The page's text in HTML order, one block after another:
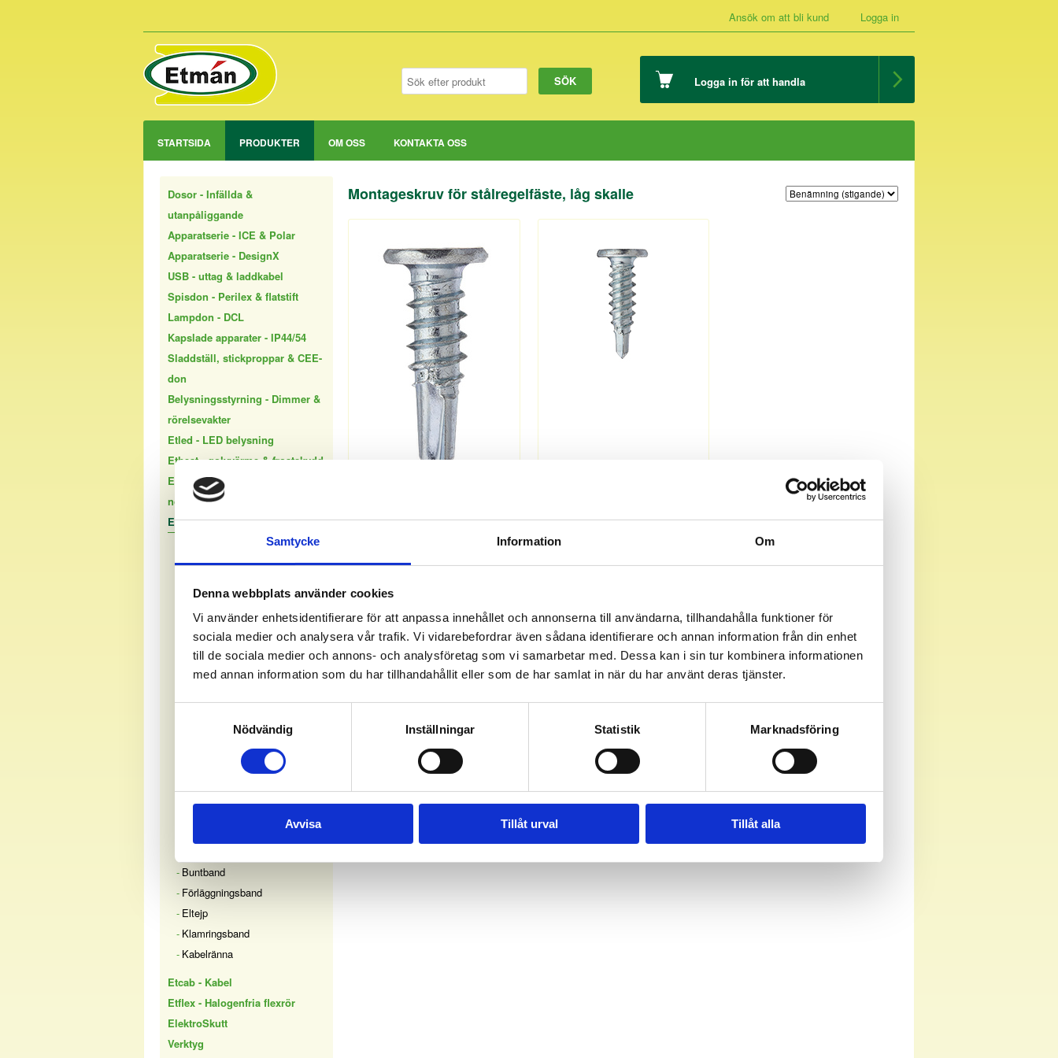
Samtycke Information Om
Denna webbplats använder cookies
Vi använder enhetsidentifierare för att anpassa innehållet och annonserna till användarna, tillhandahålla funktioner för
sociala medier och analysera vår trafik. Vi vidarebefordrar även sådana identifierare och annan information från din enhet
till de sociala medier och annons- och analysföretag som vi samarbetar med. Dessa kan i sin tur kombinera informationen
med annan information som du har tillhandahållit eller som de har samlat in när du har använt deras tjänster.
Nödvändig
Inställningar Statistik Marknadsföring
Avvisa Tillåt urval Tillåt alla
Ansök om att bli kund Logga in
Logga in för att handla
STARTSIDA PRODUKTER OM OSS KONTAKTA OSS
Dosor - Infällda &
utanpåliggande
Apparatserie - ICE & Polar
Apparatserie - DesignX
USB - uttag & laddkabel
Spisdon - Perilex & flatstift
Lampdon - DCL
Kapslade apparater - IP44/54
Sladdställ, stickproppar & CEE-
don
Belysningsstyrning - Dimmer &
rörelsevakter
Etled - LED belysning
Etheat - golvvärme & frostskydd
Etnorm - normkapslingar &
normprodukter
Etfix - Kopplings & fästmateriel
Spikclips
Skruvclips
Pluggclips
Spikplugg
Klammer
Skruv
Gipsskruv/Gipskvick
Montageskruv
Montageskruv för
Elektrikerskruv
Buntband
Förläggningsband
Eltejp
Klamringsband
Kabelränna
Etcab - Kabel
Etflex - Halogenfria flexrör
ElektroSkutt
Verktyg
Montageskruv för stålregelfäste, låg skalle
SKRUV FÖR STÅLREGEL
Offereras
SKRUV FÖR STÅL/TRÄ 4,2x15